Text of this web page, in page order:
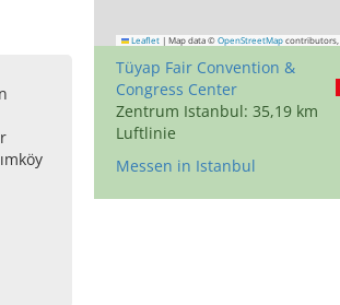
Leaflet | Map data © OpenStreetMap contributors,
Tüyap Fair Convention &
Congress Center
Zentrum Istanbul: 35,19 km
Luftlinie
Messen in Istanbul